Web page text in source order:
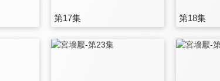
第17集 第18集